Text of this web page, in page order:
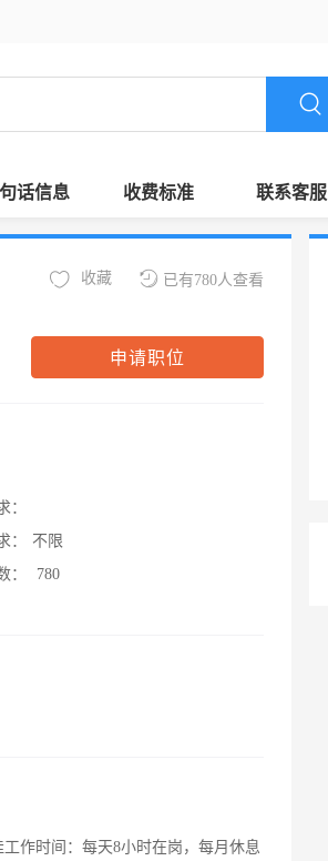
话信息 收费标准 联系客服
已有780人查看
收藏
申请职位
：
：
不限
：
780
作时间：每天8小时在岗，每月休息